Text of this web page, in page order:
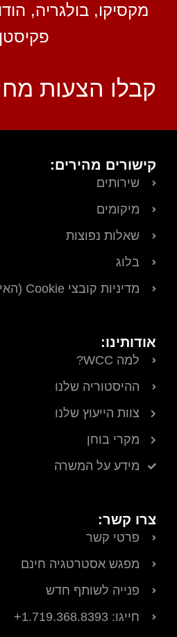
מקסיקו, בולגריה,
קבלו הצעות
קישורים מהירים:
שירותים
מיקומים
שאלות נפוצות
בלוג
מדיניות קובצי Cookie (האיחוד האירופי)
אודותינו:
למה WCC?
ההיסטוריה שלנו
צוות הייעוץ שלנו
מקרי בוחן
מידע על המשרה
צרו קשר:
פרטי קשר
מפגש אסטרטגיה חינם
פנייה לשותף חדש
חייגו: 1.719.368.8393+